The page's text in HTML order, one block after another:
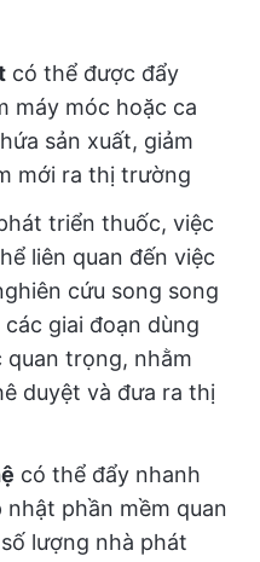
có thể được đẩy
máy móc hoặc ca
sản xuất, giảm
mới ra thị trường
triển thuốc, việc
liên quan đến việc
cứu song song
giai đoạn dùng
trọng, nhằm
duyệt và đưa ra thị
có thể đẩy nhanh
phần mềm quan
lượng nhà phát